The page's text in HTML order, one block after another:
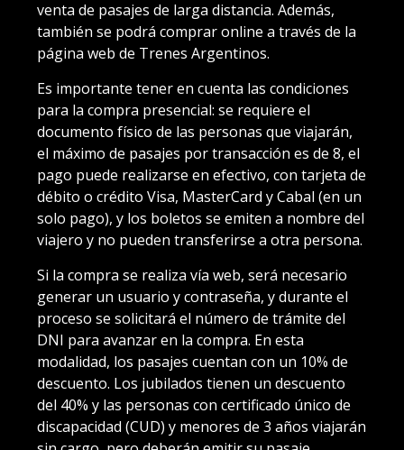
venta de pasajes de larga distancia. Además,
también se podrá comprar online a través de la
página web de Trenes Argentinos.
Es importante tener en cuenta las condiciones
para la compra presencial: se requiere el
documento físico de las personas que viajarán,
el máximo de pasajes por transacción es de 8, el
pago puede realizarse en efectivo, con tarjeta de
débito o crédito Visa, MasterCard y Cabal (en un
solo pago), y los boletos se emiten a nombre del
viajero y no pueden transferirse a otra persona.
Si la compra se realiza vía web, será necesario
generar un usuario y contraseña, y durante el
proceso se solicitará el número de trámite del
DNI para avanzar en la compra. En esta
modalidad, los pasajes cuentan con un 10% de
descuento. Los jubilados tienen un descuento
del 40% y las personas con certificado único de
discapacidad (CUD) y menores de 3 años viajarán